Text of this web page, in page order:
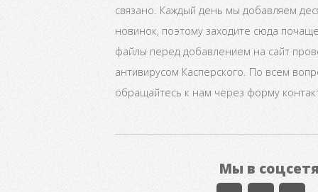
связано. Каждый день мы добавляем
новинок, поэтому заходите сюда
файлы перед добавлением на сайт
антивирусом Касперского. По всем
обращайтесь к нам через форму
Мы в